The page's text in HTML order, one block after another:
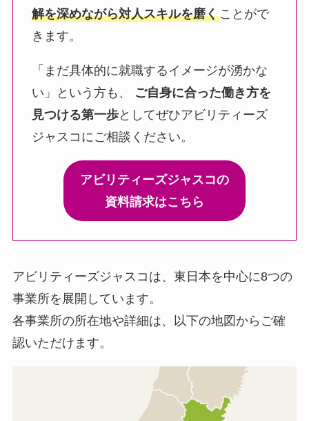
解を深めながら対人スキルを磨くことがで
きます。
「まだ具体的に就職するイメージが湧かな
い」という方も、
ご自身に合った働き方を
見つける第一歩としてぜひアビリティーズ
ジャスコにご相談ください。
アビリティーズジャスコの
資料請求はこちら
アビリティーズジャスコは、東日本を中心に8つの
事業所を展開しています。
各事業所の所在地や詳細は、以下の地図からご確
認いただけます。